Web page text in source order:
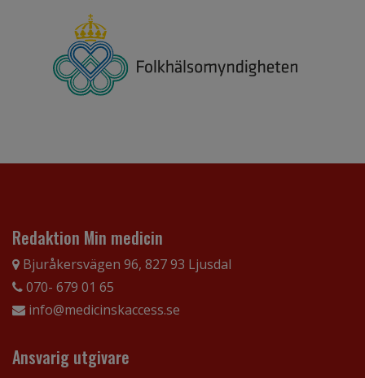
Redaktion Min medicin
Bjuråkersvägen 96, 827 93 Ljusdal
070- 679 01 65
info@medicinskaccess.se
Ansvarig utgivare